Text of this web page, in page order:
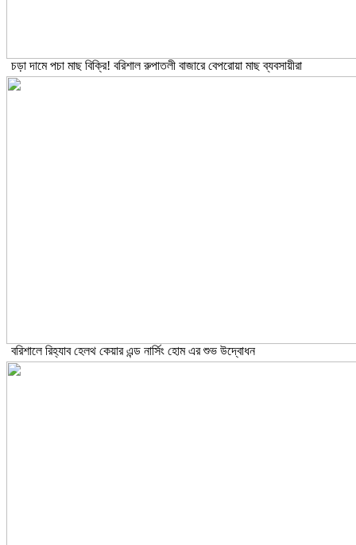
চড়া দামে পচা মাছ বিক্রি! বরিশাল রুপাতলী বাজারে বেপরোয়া মাছ ব্যবসায়ীরা
বরিশালে রিহ্যাব হেলথ কেয়ার এন্ড নার্সিং হোম এর শুভ উদ্বোধন